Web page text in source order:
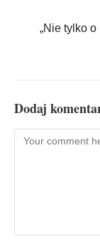
„Nie tylko
Dodaj